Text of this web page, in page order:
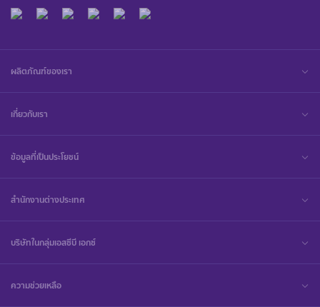
ผลิตภัณฑ์ของเรา
เกี่ยวกับเรา
ข้อมูลที่เป็นประโยชน์
สำนักงานต่างประเทศ
บริษัทในกลุ่มเอสซีบี เอกซ์
ความช่วยเหลือ